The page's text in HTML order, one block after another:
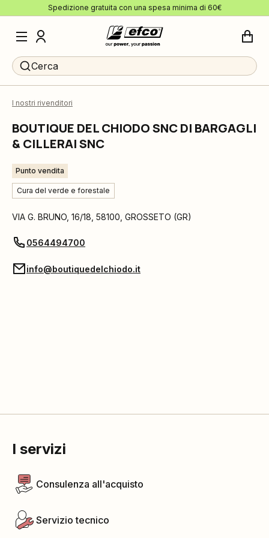
Spedizione gratuita con una spesa minima di 60€
Cerca
I nostri rivenditori
BOUTIQUE DEL CHIODO SNC DI BARGAGLI
& CILLERAI SNC
Punto vendita
Cura del verde e forestale
VIA G. BRUNO, 16/18 58100 GROSSETO (GR)
0564494700
info@boutiquedelchiodo.it
I servizi
Consulenza all'acquisto
Servizio tecnico